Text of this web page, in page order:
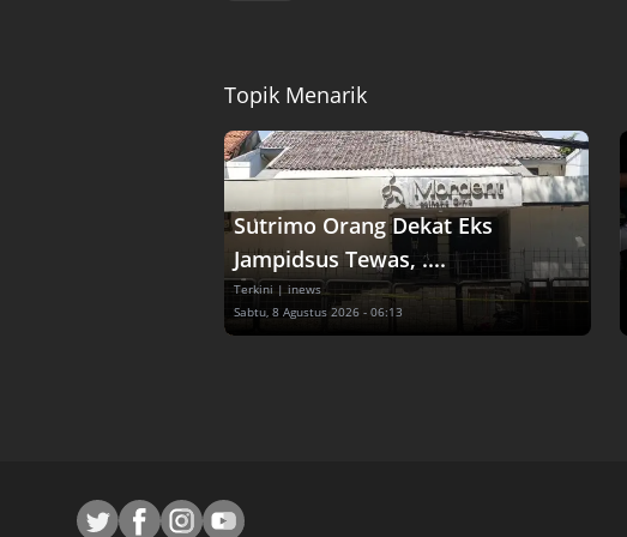
Topik Menarik
Sutrimo Orang Dekat Eks
Jampidsus Tewas, ....
Terkini | inews
Sabtu, 8 Agustus 2026 - 06:13